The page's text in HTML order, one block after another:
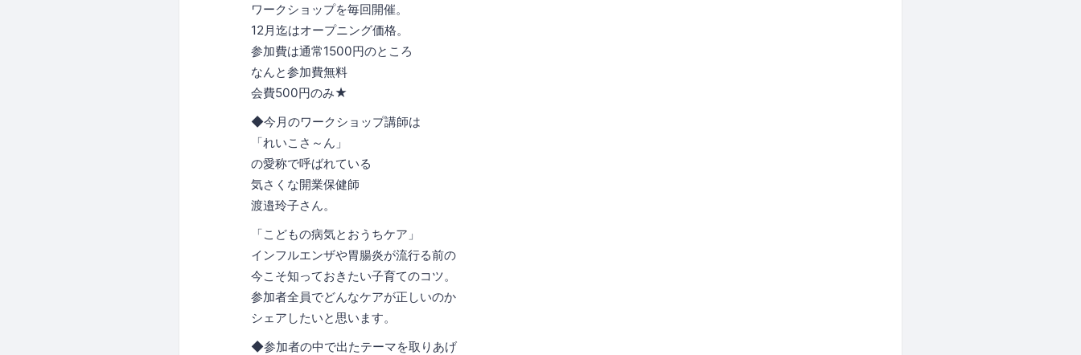
ワークショップを毎回開催。
12月迄はオープニング価格。
参加費は通常1500円のところ
なんと参加費無料
会費500円のみ★
◆今月のワークショップ講師は
「れいこさ～ん」
の愛称で呼ばれている
気さくな開業保健師
渡邉玲子さん。
「こどもの病気とおうちケア」
インフルエンザや胃腸炎が流行る前の
今こそ知っておきたい子育てのコツ。
参加者全員でどんなケアが正しいのか
シェアしたいと思います。
◆参加者の中で出たテーマを取りあげ